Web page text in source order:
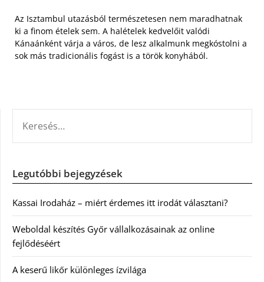
Az Isztambul utazásból természetesen nem maradhatnak
ki a finom ételek sem. A halételek kedvelőit valódi
Kánaánként várja a város, de lesz alkalmunk megkóstolni a
sok más tradicionális fogást is a török konyhából.
Legutóbbi bejegyzések
Kassai Irodaház – miért érdemes itt irodát választani?
Weboldal készítés Győr vállalkozásainak az online
fejlődéséért
A keserű likőr különleges ízvilága